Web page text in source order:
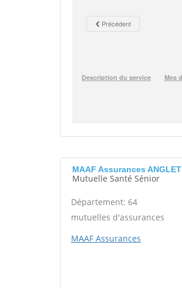
MAAF Assurances ANGLET
Mutuelle Santé Sénior
Département: 64
mutuelles d'assurances
MAAF Assurances